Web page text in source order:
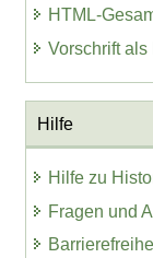
HTML-
Vorschrift als
Hilfe
Hilfe zu
Fragen und